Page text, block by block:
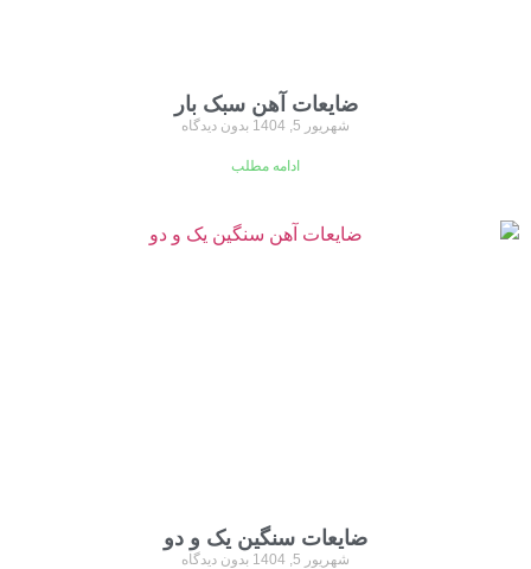
ضایعات آهن سبک بار
شهریور 5, 1404 بدون دیدگاه
ادامه مطلب
ضایعات سنگین یک و دو
شهریور 5, 1404 بدون دیدگاه